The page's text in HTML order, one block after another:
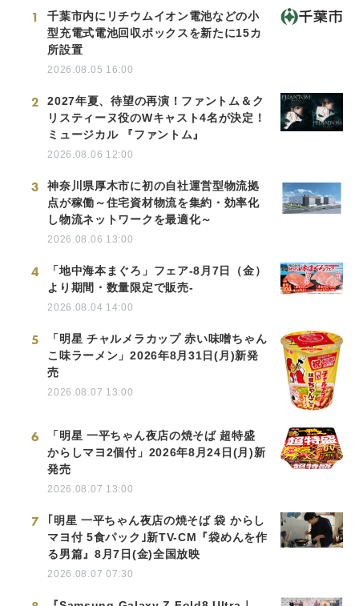
1
千葉市内にリチウムイオン電池などの小
型充電式電池回収ボックスを新たに15カ
所設置
2026.08.05 16:00
2
2027年夏、待望の再演！ファントム＆ク
リスティーヌ役のWキャスト4名が決定！
ミュージカル 『ファントム』
2026.08.06 12:00
3
神奈川県厚木市に初の自社運営型物流拠
点が稼働～住宅資材物流を集約・効率化
し物流ネットワークを最適化～
2026.08.06 13:00
4
「地中海本まぐろ」フェア-8月7日（金）
より期間・数量限定で販売-
2026.08.04 14:00
5
「明星 チャルメラカップ 赤い味噌ちゃん
こ味ラーメン」2026年8月31日(月)新発
売
2026.08.07 13:00
6
「明星 一平ちゃん夜店の焼そば 超特盛
からしマヨ2個付」2026年8月24日(月)新
発売
2026.08.07 13:00
7
｢明星 一平ちゃん夜店の焼そば 袋 からし
マヨ付 5食パック｣新TV-CM『袋めんを作
る男篇』8月7日(金)全国放映
2026.08.07 07:30